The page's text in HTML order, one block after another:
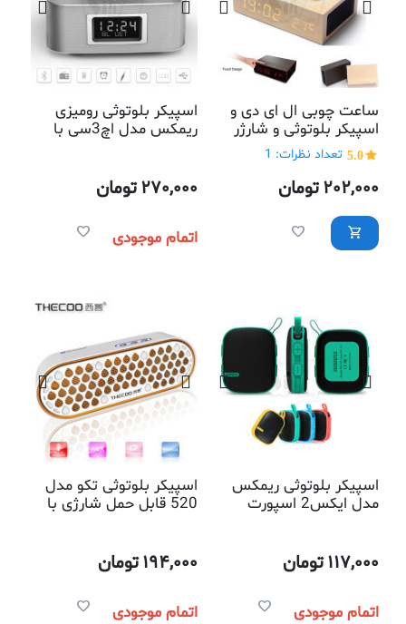
ساعت چوبی ال ای دی و
اسپیکر بلوتوثی و شارژر
لمسی با قابلیت نمایش
دما و پاسخگویی موبایل
5.0 تعداد نظرات: 1
202,000تومان
اسپیکر بلوتوثی رومیزی
ریمکس مدل اچ3سی با
ساعت زنگدار و صفحه
نمایش
270,000تومان
اتمام موجودی
اسپیکر بلوتوثی ریمکس
مدل ایکس2 اسپورت
پاسخگویی به موبایل
کیفیت صدای عالی
117,000تومان
اتمام موجودی
اسپیکر بلوتوثی تکو مدل
520 قابل حمل شارژی با
صدای خروجی
194,000تومان
اتمام موجودی